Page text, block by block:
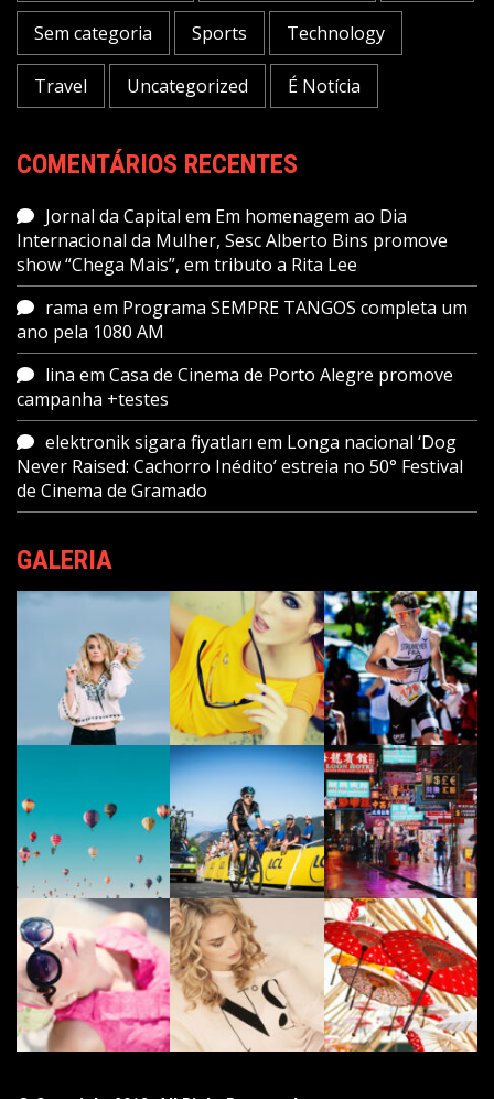
Sem categoria Sports Technology
Travel Uncategorized É Notícia
COMENTÁRIOS RECENTES
Jornal da Capital em Em homenagem ao Dia
Internacional da Mulher, Sesc Alberto Bins promove
show “Chega Mais”, em tributo a Rita Lee
rama em Programa SEMPRE TANGOS completa um
ano pela 1080 AM
lina em Casa de Cinema de Porto Alegre promove
campanha +testes
elektronik sigara fiyatları em Longa nacional ‘Dog
Never Raised: Cachorro Inédito’ estreia no 50° Festival
de Cinema de Gramado
GALERIA